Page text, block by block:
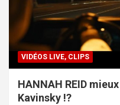
VIDÉOS LIVE, CLIPS
HANNAH REID
Kavinsky !?